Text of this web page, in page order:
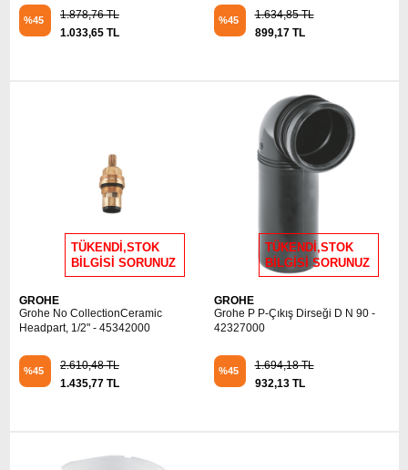
%45
1.878,76 TL
1.033,65 TL
%45
1.634,85 TL
899,17 TL
TÜKENDİ,STOK
BİLGİSİ SORUNUZ
GROHE
Grohe No CollectionCeramic
Headpart, 1/2" - 45342000
%45
2.610,48 TL
1.435,77 TL
TÜKENDİ,STOK
BİLGİSİ SORUNUZ
GROHE
Grohe P P-Çıkış Dirseği D N 90 -
42327000
%45
1.694,18 TL
932,13 TL